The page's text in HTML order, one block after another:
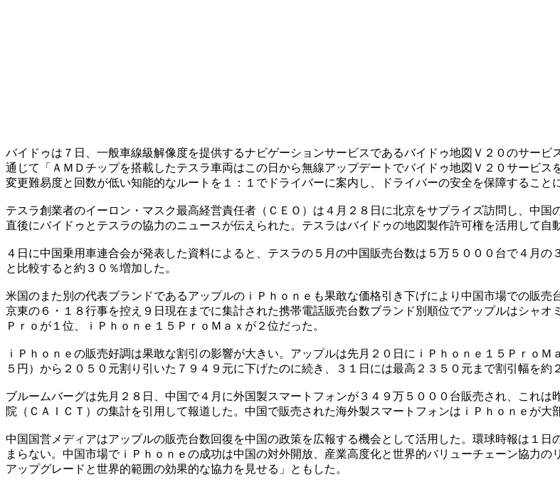
バイドゥは７日、一般車線級解像度を提供するナビゲーションサービスであるバイドゥ地図Ｖ２０のサー
通じて「ＡＭＤチップを搭載したテスラ車両はこの日から無線アップデートでバイドゥ地図Ｖ２０サービ
変更難易度と回数が低い知能的なルートを１：１でドライバーに案内し、ドライバーの安全を保障すること
テスラ創業者のイーロン・マスク最高経営責任者（ＣＥＯ）は４月２８日に北京をサプライズ訪問し、中
直後にバイドゥとテスラの協力のニュースが伝えられた。テスラはバイドゥの地図製作許可権を活用して自
４日に中国乗用車連合会が発表した資料によると、テスラの５月の中国販売台数は５万５０００台で４月
と比較すると約３０％増加した。
米国のまた別の代表ブランドであるアップルのｉＰｈｏｎｅも果敢な価格引き下げにより中国市場での販
京東の６・１８行事を控え９日現在までに集計された携帯電話販売台数ブランド別順位でアップルはシャ
Ｐｒｏが１位、ｉＰｈｏｎｅ１５ＰｒｏＭａｘが２位だった。
ｉＰｈｏｎｅの販売好調は果敢な割引の影響が大きい。アップルは先月２０日にｉＰｈｏｎｅ１５Ｐｒｏ
５円）から２０５０元割り引いた７９４９元に下げたのに続き、３１日には最高２３５０元まで割引幅を約
ブルームバーグは先月２８日、中国で４月に外国製スマートフォンが３４９万５０００台販売され、これ
院（ＣＡＩＣＴ）の集計を引用して報道した。中国で販売された海外製スマートフォンはｉＰｈｏｎｅが大
中国国営メディアはアップルの販売台数回復を中国の政策を広報する機会として活用した。環球時報は１
まらない。中国市場でｉＰｈｏｎｅの成功は中国の対外開放、産業高度化と世界的バリューチェーン協力
アップグレードと世界的範囲の効果的な協力を見せる」ともした。